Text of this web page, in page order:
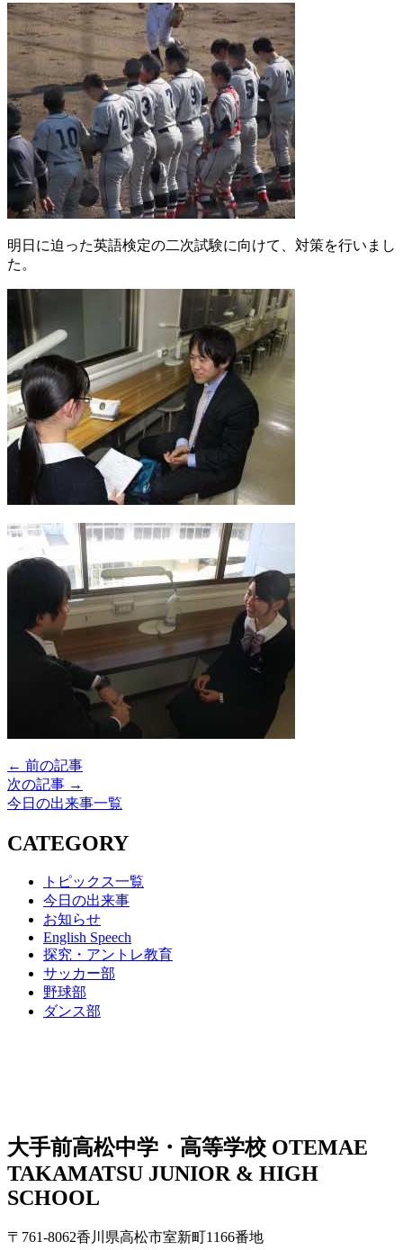
明日に迫った英語検定の二次試験に向けて、対策を行いまし
た。
← 前の記事
次の記事 →
今日の出来事一覧
CATEGORY
トピックス一覧
今日の出来事
お知らせ
English Speech
探究・アントレ教育
サッカー部
野球部
ダンス部
大手前高松中学・高等学校 OTEMAE
TAKAMATSU JUNIOR & HIGH
SCHOOL
〒761-8062香川県高松市室新町1166番地